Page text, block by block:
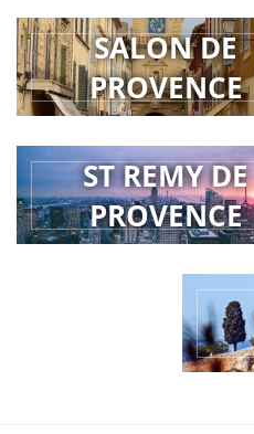
SALON DE
PROVENCE
ST REMY DE
PROVENCE